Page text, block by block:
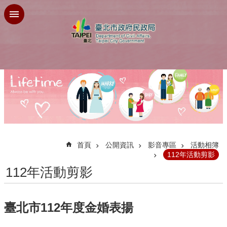
跳到主要內容區塊
首頁 公開資訊 影音專區
活動相簿
112年活動剪影
112年活動剪影
臺北市112年度金婚表揚